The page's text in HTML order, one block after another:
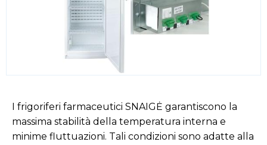
I frigoriferi farmaceutici SNAIGĖ garantiscono la
massima stabilità della temperatura interna e
minime fluttuazioni. Tali condizioni sono adatte alla